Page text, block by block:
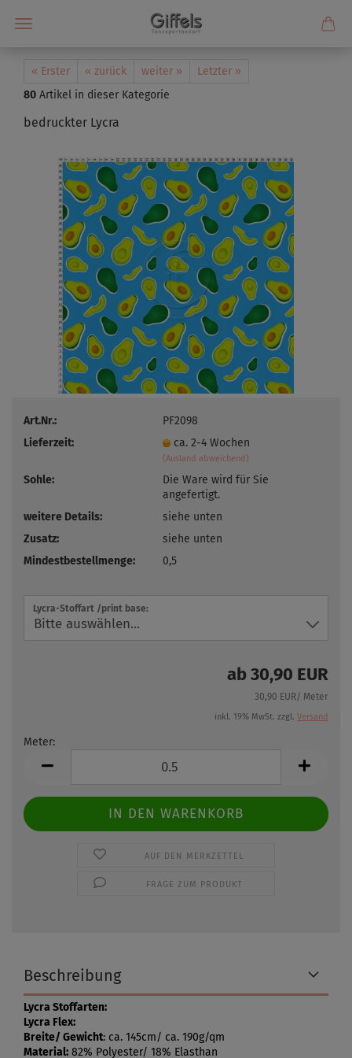
« Erster « zurück weiter »
Letzter »
80 Artikel in dieser Kategorie
bedruckter Lycra
Art.Nr.:
PF2098
Lieferzeit:
ca. 2-4 Wochen
(Ausland abweichend)
Sohle:
Die Ware wird für Sie
angefertigt.
weitere Details:
siehe unten
Zusatz:
siehe unten
Mindestbestellmenge:
0,5
Lycra-Stoffart /print base:
ab 30,90 EUR
30,90 EUR/ Meter
inkl. 19% MwSt. zzgl. Versand
Meter:
AUF DEN MERKZETTEL
FRAGE ZUM PRODUKT
Beschreibung
Lycra Stoffarten:
Lycra Flex:
Breite/ Gewicht: ca. 145cm/ ca. 190g/qm
Material: 82% Polyester/ 18% Elasthan